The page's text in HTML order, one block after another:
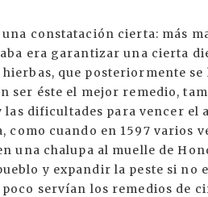
constatación cierta: más
era garantizar una cierta
que posteriormente se
ser éste el mejor remedio,
las dificultades para vencer el
cuando en 1597 varios
una chalupa al muelle de
y expandir la peste si no
servían los remedios de